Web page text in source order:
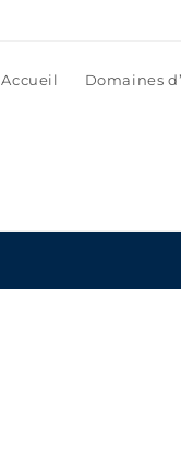
Accueil Domaines